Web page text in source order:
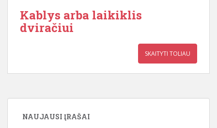
Kablys arba laikiklis
dviračiui
SKAITYTI TOLIAU
NAUJAUSI ĮRAŠAI